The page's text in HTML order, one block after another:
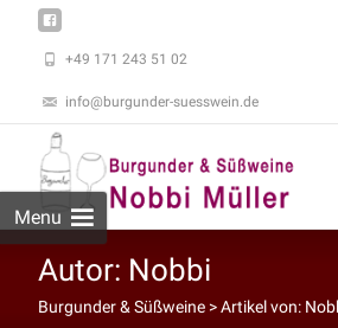
+49 171 243 51 02
info@burgunder-suesswein.de
Menu
Autor: Nobbi
Burgunder & Süßweine > Artikel von: